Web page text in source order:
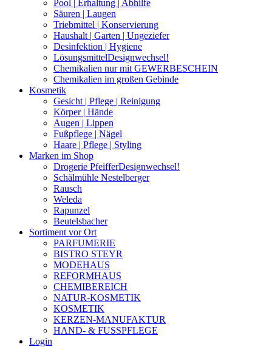
Pool | Erhaltung | Abhilfe
Säuren | Laugen
Triebmittel | Konservierung
Haushalt | Garten | Ungeziefer
Desinfektion | Hygiene
LösungsmittelDesignwechsel!
Chemikalien nur mit GEWERBESCHEIN
Chemikalien im großen Gebinde
Kosmetik
Gesicht | Pflege | Reinigung
Körper | Hände
Augen | Lippen
Fußpflege | Nägel
Haare | Pflege | Styling
Marken im Shop
Drogerie PfeifferDesignwechsel!
Schälmühle Nestelberger
Rausch
Weleda
Rapunzel
Beutelsbacher
Sortiment vor Ort
PARFUMERIE
BISTRO STEYR
MODEHAUS
REFORMHAUS
CHEMIBEREICH
NATUR-KOSMETIK
KOSMETIK
KERZEN-MANUFAKTUR
HAND- & FUSSPFLEGE
Login